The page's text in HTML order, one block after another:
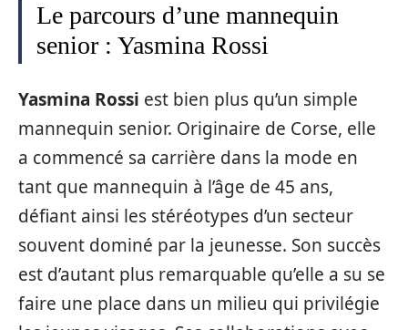
Le parcours d’une mannequin
senior : Yasmina Rossi
Yasmina Rossi est bien plus qu’un simple
mannequin senior. Originaire de Corse, elle
a commencé sa carrière dans la mode en
tant que mannequin à l’âge de 45 ans,
défiant ainsi les stéréotypes d’un secteur
souvent dominé par la jeunesse. Son succès
est d’autant plus remarquable qu’elle a su se
faire une place dans un milieu qui privilégie